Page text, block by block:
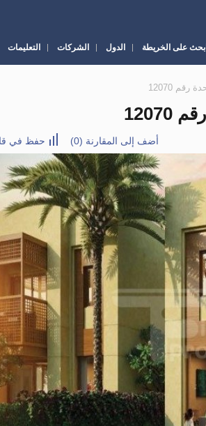
ابحث على الخريطة الدول الشركات التعليمات
أضف إلى المقارنة (
0
) حفظ في